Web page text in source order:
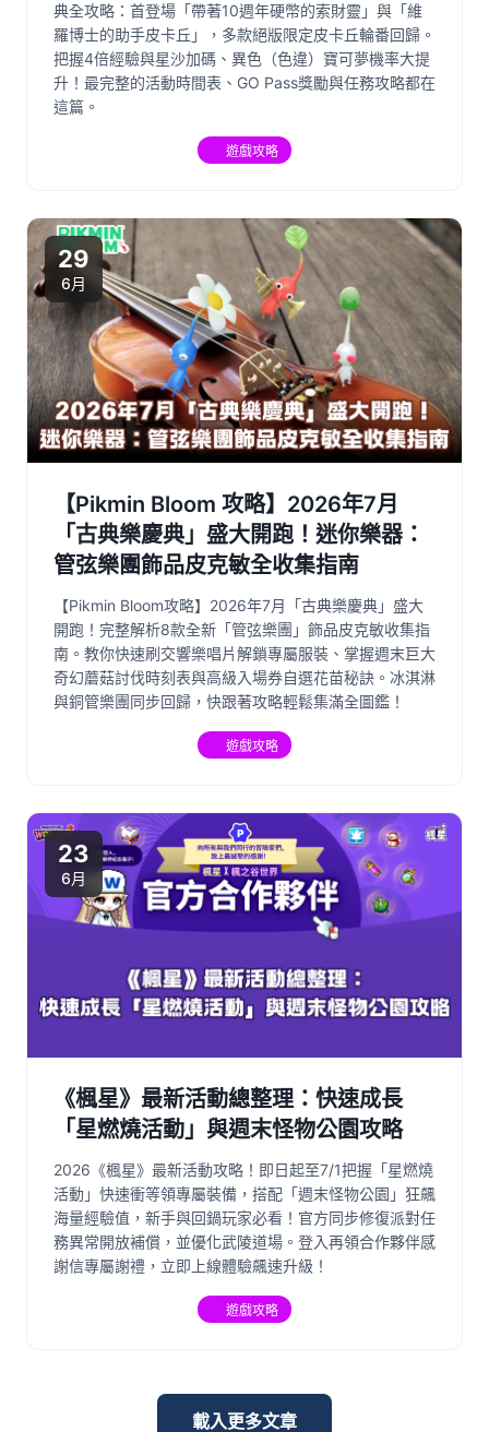
典全攻略：首登場「帶著10週年硬幣的索財靈」與「維
羅博士的助手皮卡丘」，多款絕版限定皮卡丘輪番回歸。
把握4倍經驗與星沙加碼、異色（色違）寶可夢機率大提
升！最完整的活動時間表、GO Pass獎勵與任務攻略都在
這篇。
遊戲攻略
29
6月
【Pikmin Bloom 攻略】2026年7月
「古典樂慶典」盛大開跑！迷你樂器：
管弦樂團飾品皮克敏全收集指南
【Pikmin Bloom攻略】2026年7月「古典樂慶典」盛大
開跑！完整解析8款全新「管弦樂團」飾品皮克敏收集指
南。教你快速刷交響樂唱片解鎖專屬服裝、掌握週末巨大
奇幻蘑菇討伐時刻表與高級入場券自選花苗秘訣。冰淇淋
與銅管樂團同步回歸，快跟著攻略輕鬆集滿全圖鑑！
遊戲攻略
23
6月
《楓星》最新活動總整理：快速成長
「星燃燒活動」與週末怪物公園攻略
2026《楓星》最新活動攻略！即日起至7/1把握「星燃燒
活動」快速衝等領專屬裝備，搭配「週末怪物公園」狂飆
海量經驗值，新手與回鍋玩家必看！官方同步修復派對任
務異常開放補償，並優化武陵道場。登入再領合作夥伴感
謝信專屬謝禮，立即上線體驗飆速升級！
遊戲攻略
載入更多文章